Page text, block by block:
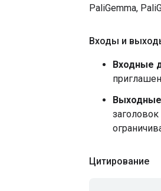
PaliGemma,
Входы и
Входные
Цитирование